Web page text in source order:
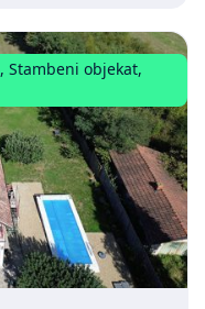
, Stambeni objekat,